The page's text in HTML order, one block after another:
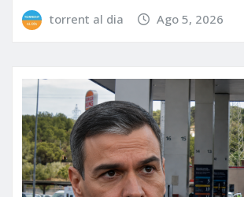
torrent al dia Ago 5, 2026